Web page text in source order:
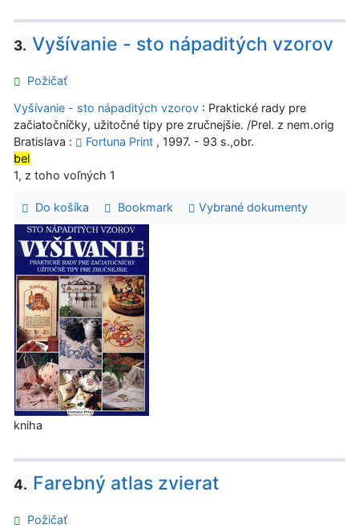
3. Vyšívanie - sto nápaditých vzorov
Požičať
Vyšívanie - sto nápaditých vzorov : Praktické rady pre
začiatočníčky, užitočné tipy pre zručnejšie. /Prel. z nem.orig
Bratislava :
Fortuna Print , 1997. - 93 s.,obr.
bel
1, z toho voľných 1
Do košíka Bookmark Vybrané dokumenty
kniha
4. Farebný atlas zvierat
Požičať